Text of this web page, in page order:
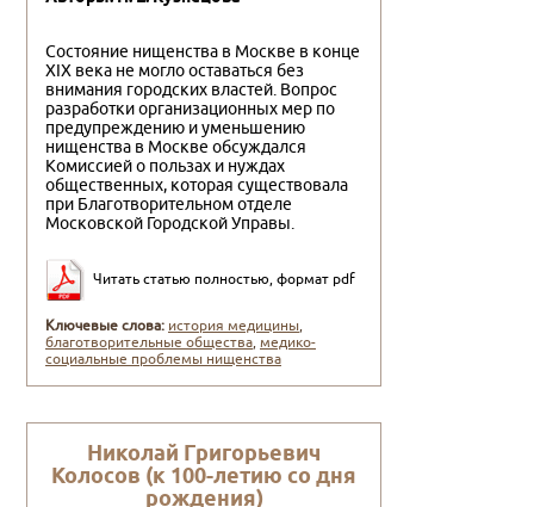
Состояние нищенства в Москве в конце
XIX века не могло оставаться без
внимания городских властей. Вопрос
разработки организационных мер по
предупреждению и уменьшению
нищенства в Москве обсуждался
Комиссией о пользах и нуждах
общественных, которая существовала
при Благотворительном отделе
Московской Городской Управы.
Читать статью полностью, формат pdf
Ключевые слова: история медицины,
благотворительные общества,медико-
социальные проблемы нищенства
Николай Григорьевич
Колосов (к 100-летию со дня
рождения)